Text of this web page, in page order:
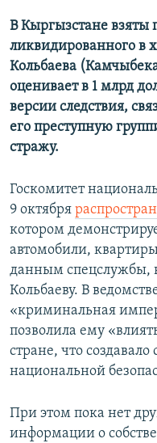
В Кыргызстане взяты
ликвидированного в
Кольбаева
оценивает в 1 млрд
версии следствия,
его преступную
стражу.
Госкомитет
9 октября
котором
автомобили,
данным спецслужбы,
Кольбаеву. В
«криминальная
позволила ему
стране, что
национальной
При этом пока нет
информации о